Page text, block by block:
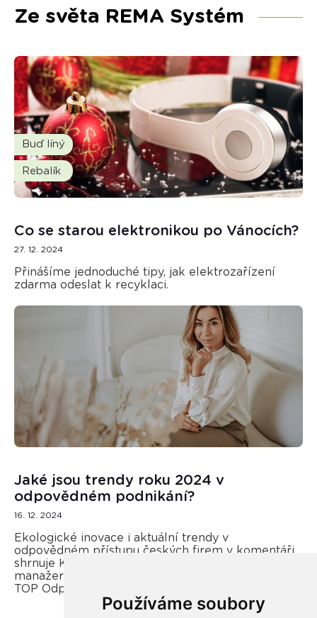
Používáme soubory
Ze světa REMA Systém
Buď líný
Rebalík
Co se starou elektronikou po Vánocích?
27. 12. 2024
Přinášíme jednoduché tipy, jak elektrozařízení
zdarma odeslat k recyklaci.
Jaké jsou trendy roku 2024 v
odpovědném podnikání?
16. 12. 2024
Ekologické inovace i aktuální trendy v
odpovědném přístupu českých firem v komentáři
shrnuje Kateřina Opletal Průchová, regionální
manažerka REMA Systém a porotkyně soutěže
TOP Odpovědná firma.